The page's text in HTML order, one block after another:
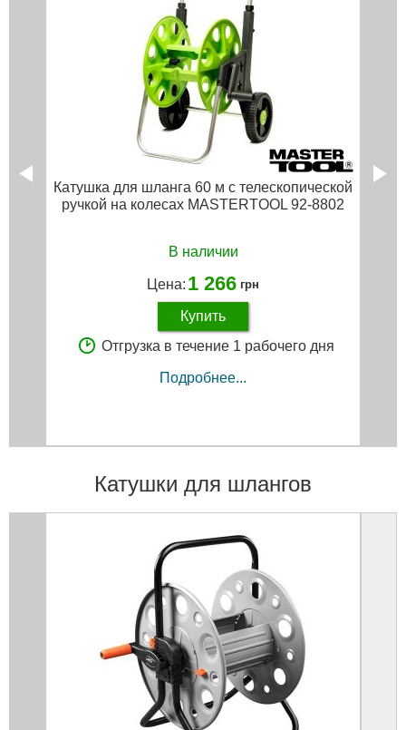
Катушка для шланга 60 м с телескопической
ручкой на колесах MASTERTOOL 92-8802
В наличии
Цена: 1 266 грн
Купить
Отгрузка в течение 1 рабочего дня
Подробнее...
Катушки для шлангов